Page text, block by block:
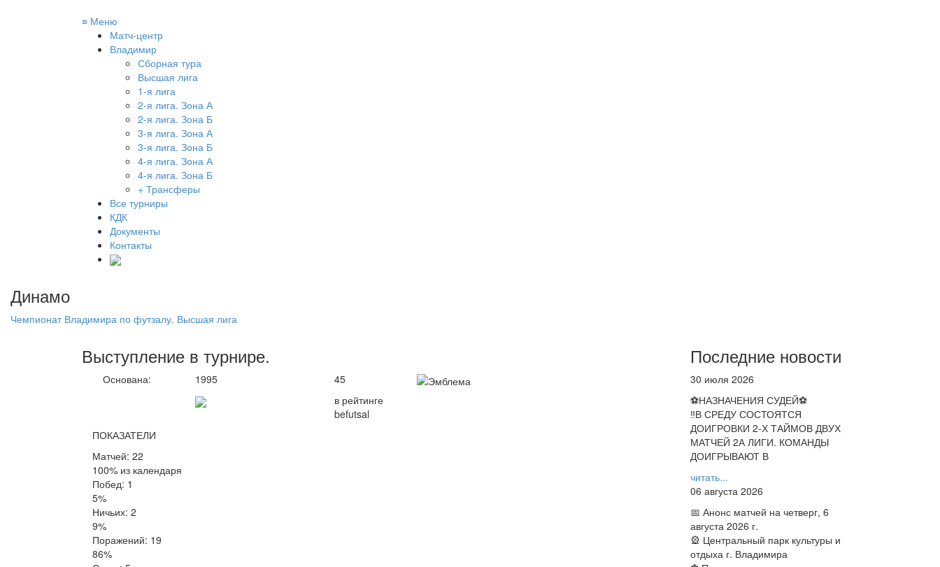
≡ Меню
Матч-центр
Владимир
Сборная тура
Высшая лига
1-я лига
2-я лига. Зона А
2-я лига. Зона Б
3-я лига. Зона А
3-я лига. Зона Б
4-я лига. Зона А
4-я лига. Зона Б
+ Трансферы
Все турниры
КДК
Документы
Контакты
Динамо
Чемпионат Владимира по футзалу. Высшая лига
Выступление в турнире.
Основана: 1995
45
в рейтинге
befutsal
ПОКАЗАТЕЛИ
Матчей: 22
100% из календаря
Побед: 1
5%
Ничьих: 2
9%
Поражений: 19
86%
Последние новости
30 июля 2026
⚽НАЗНАЧЕНИЯ СУДЕЙ⚽
‼В СРЕДУ СОСТОЯТСЯ
ДОИГРОВКИ 2-Х ТАЙМОВ ДВУХ
МАТЧЕЙ 2А ЛИГИ. КОМАНДЫ
ДОИГРЫВАЮТ В
читать...
06 августа 2026
📅 Анонс матчей на четверг, 6
августа 2026 г.
🎡 Центральный парк культуры и
отдыха г. Владимира